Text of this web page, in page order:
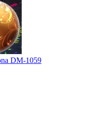
DM-1059